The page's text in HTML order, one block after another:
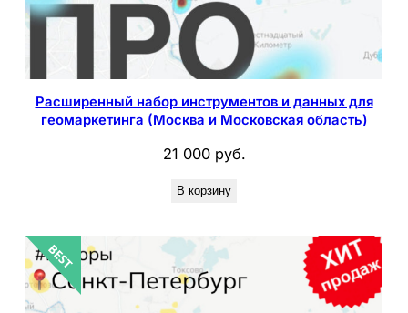
Расширенный набор инструментов и данных для
геомаркетинга (Москва и Московская область)
21 000 руб.
В корзину